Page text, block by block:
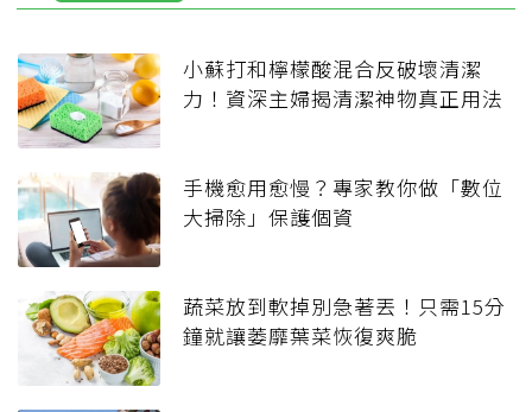
小蘇打和檸檬酸混合反破壞清潔
力！資深主婦揭清潔神物真正用法
手機愈用愈慢？專家教你做「數位
大掃除」保護個資
蔬菜放到軟掉別急著丟！只需15分
鐘就讓萎靡葉菜恢復爽脆